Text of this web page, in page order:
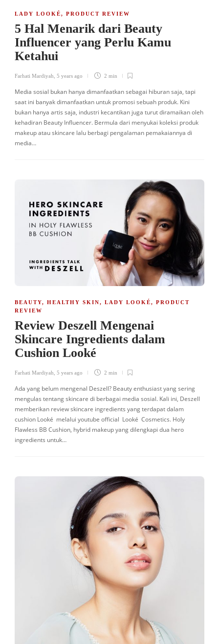
LADY LOOKÉ, PRODUCT REVIEW
5 Hal Menarik dari Beauty
Influencer yang Perlu Kamu
Ketahui
Farhati Mardiyah 5 years ago 2 min
Media sosial bukan hanya dimanfaatkan sebagai hiburan saja, tapi
saat ini banyak dimanfaatkan untuk promosi sebuah produk. Kini
bukan hanya artis saja, industri kecantikan juga turut diramaikan oleh
kehadiran Beauty Influencer. Bermula dari menyukai koleksi produk
makeup atau skincare lalu berbagi pengalaman pemakaiannya di
media…
BEAUTY, HEALTHY SKIN, LADY LOOKÉ, PRODUCT
REVIEW
Review Deszell Mengenai
Skincare Ingredients dalam
Cushion Looké
Farhati Mardiyah 5 years ago 2 min
Ada yang belum mengenal Deszell? Beauty enthusiast yang sering
mengulas tentang skincare di berbagai media sosial. Kali ini, Deszell
memberikan review skincare ingredients yang terdapat dalam
cushion Looké melalui youtube official Looké Cosmetics. Holy
Flawless BB Cushion, hybrid makeup yang dilengkapi dua hero
ingredients untuk…